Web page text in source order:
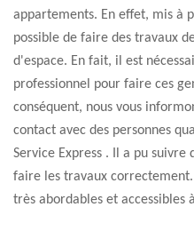
appartements. En effet, mis à
possible de faire des travaux
d'espace. En fait, il est
professionnel pour faire ces
conséquent, nous vous
contact avec des personnes
Service Express . Il a pu
faire les travaux
très abordables et accessibles